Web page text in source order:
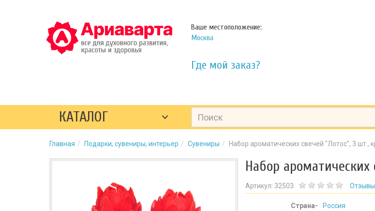
Ваше местоположение:
Москва
Где мой заказ?
КАТАЛОГ
Главная Подарки, сувениры, интерьер Сувениры Набор ароматических свечей "Лотос", 3 шт.,
Набор
Артикул: 32503
Страна-
Россия